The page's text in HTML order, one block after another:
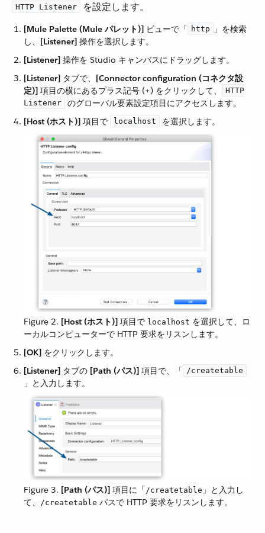
HTTP Listener ​ を設定します。
[Mule Palette (Mule パレット)] ​ ビューで「​ http
​」を検索
し、​
[Listener] ​ 操作を選択します。
[Listener] ​ 操作を Studio キャンバスにドラッグします。
[Listener] ​ タブで、​
[Connector configuration (コネクタ設
定)] ​ 項目の横にあるプラス記号 (+) をクリックして、​
HTTP
Listener
​ のグローバル要素設定項目にアクセスします。
[Host (ホスト)] ​ 項目で ​ localhost ​ を選択します。
Figure 2. [Host (ホスト)] ​ 項目で ​ localhost ​ を選択して、ロ
ーカルコンピューターで HTTP 要求をリスンします。
[OK] ​ をクリックします。
[Listener] ​ タブの ​ [Path (パス)] ​ 項目で、「​ /createtable
」と入力します。
Figure 3. [Path (パス)] ​ 項目に「​ /createtable ​」と入力し
て、​
/createtable ​ パスで HTTP 要求をリスンします。